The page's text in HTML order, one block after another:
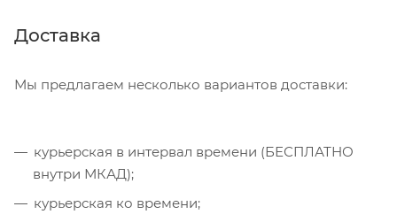
Доставка
Мы предлагаем несколько вариантов доставки:
курьерская в интервал времени (БЕСПЛАТНО
внутри МКАД);
курьерская ко времени;